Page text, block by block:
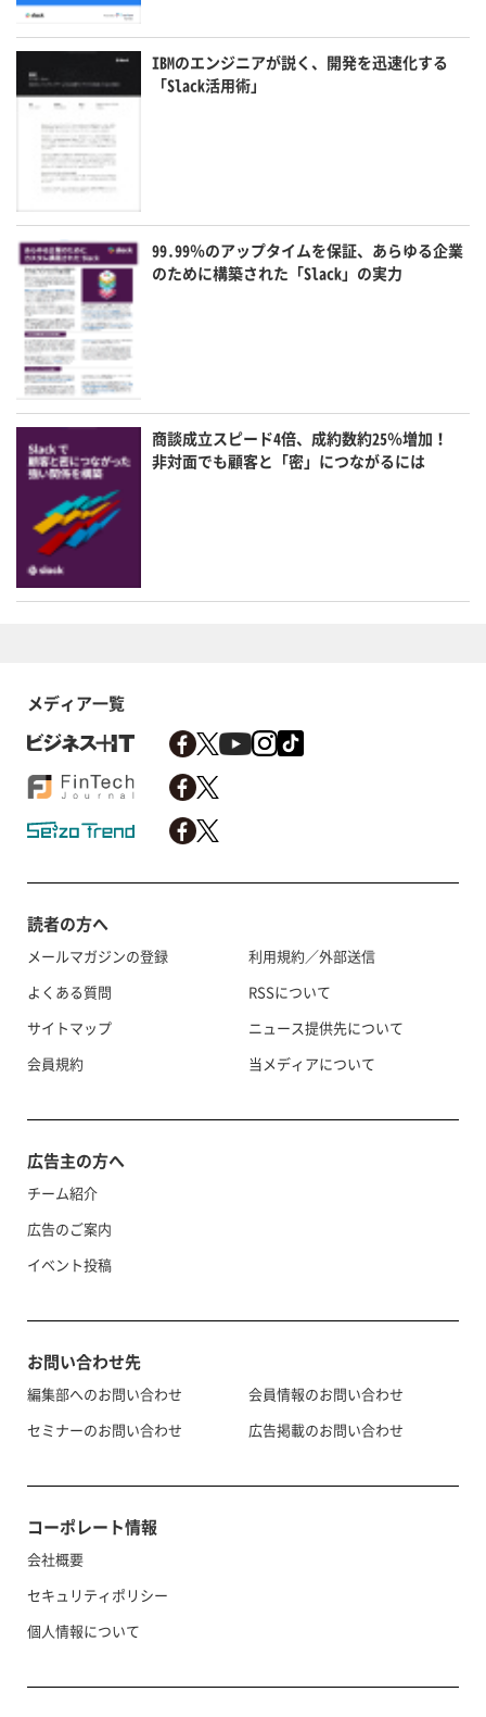
IBMのエンジニアが説く、開発を迅速化する
「Slack活用術」
99.99％のアップタイムを保証、あらゆる企業
のために構築された「Slack」の実力
商談成立スピード4倍、成約数約25％増加！
非対面でも顧客と「密」につながるには
メディア一覧
読者の方へ
メールマガジンの登録
よくある質問
サイトマップ
会員規約
利用規約／外部送信
RSSについて
ニュース提供先について
当メディアについて
広告主の方へ
チーム紹介
広告のご案内
イベント投稿
お問い合わせ先
編集部へのお問い合わせ
セミナーのお問い合わせ
会員情報のお問い合わせ
広告掲載のお問い合わせ
コーポレート情報
会社概要
セキュリティポリシー
個人情報について